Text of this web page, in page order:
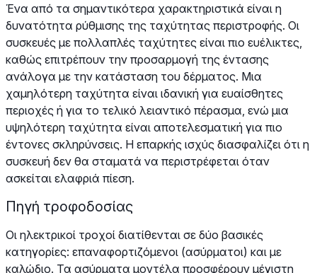
Ένα από τα σημαντικότερα χαρακτηριστικά είναι η
δυνατότητα ρύθμισης της ταχύτητας περιστροφής. Οι
συσκευές με πολλαπλές ταχύτητες είναι πιο ευέλικτες,
καθώς επιτρέπουν την προσαρμογή της έντασης
ανάλογα με την κατάσταση του δέρματος. Μια
χαμηλότερη ταχύτητα είναι ιδανική για ευαίσθητες
περιοχές ή για το τελικό λειαντικό πέρασμα, ενώ μια
υψηλότερη ταχύτητα είναι αποτελεσματική για πιο
έντονες σκληρύνσεις. Η επαρκής ισχύς διασφαλίζει ότι η
συσκευή δεν θα σταματά να περιστρέφεται όταν
ασκείται ελαφριά πίεση.
Πηγή τροφοδοσίας
Οι ηλεκτρικοί τροχοί διατίθενται σε δύο βασικές
κατηγορίες: επαναφορτιζόμενοι (ασύρματοι) και με
καλώδιο. Τα ασύρματα μοντέλα προσφέρουν μέγιστη